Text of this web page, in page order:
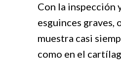
Con la inspección
esguinces graves,
muestra casi
como en el